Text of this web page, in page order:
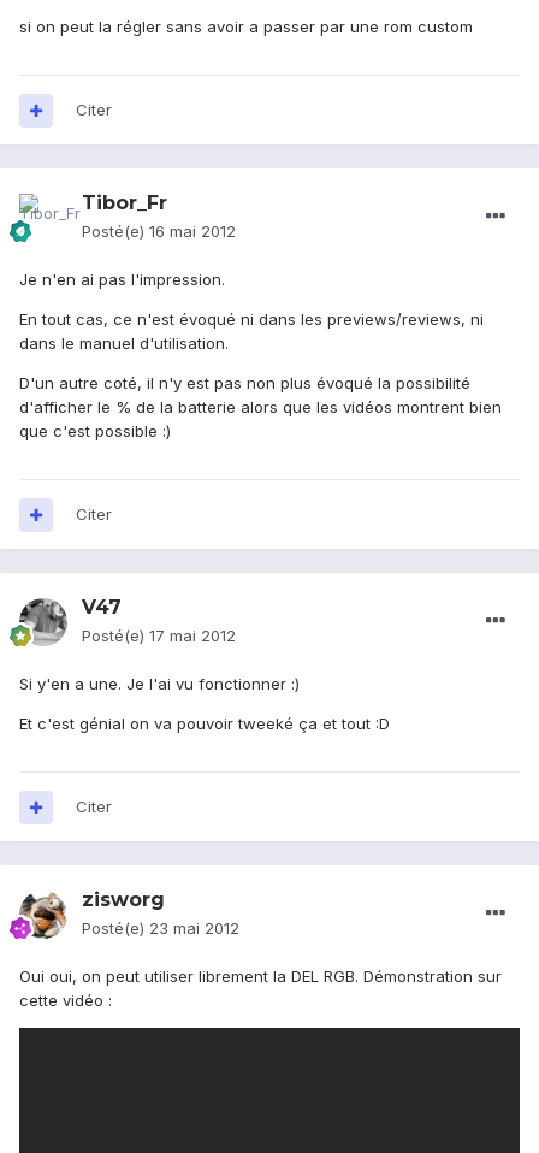
si on peut la régler sans avoir a passer par une rom custom
Citer
Tibor_Fr
Posté(e) 16 mai 2012
Je n'en ai pas l'impression.
En tout cas, ce n'est évoqué ni dans les previews/reviews, ni
dans le manuel d'utilisation.
D'un autre coté, il n'y est pas non plus évoqué la possibilité
d'afficher le % de la batterie alors que les vidéos montrent bien
que c'est possible :)
Citer
V47
Posté(e) 17 mai 2012
Si y'en a une. Je l'ai vu fonctionner :)
Et c'est génial on va pouvoir tweeké ça et tout :D
Citer
zisworg
Posté(e) 23 mai 2012
Oui oui, on peut utiliser librement la DEL RGB. Démonstration sur
cette vidéo :